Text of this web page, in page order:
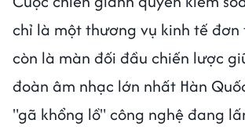
chỉ là một thương vụ kinh tế đơn
còn là màn đối đầu chiến lược
đoàn âm nhạc lớn nhất Hàn
"gã khổng lồ" công nghệ đang